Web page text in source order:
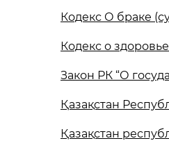
Кодекс О браке
Кодекс о
Закон РК “О
Қазақстан
Қазақстан